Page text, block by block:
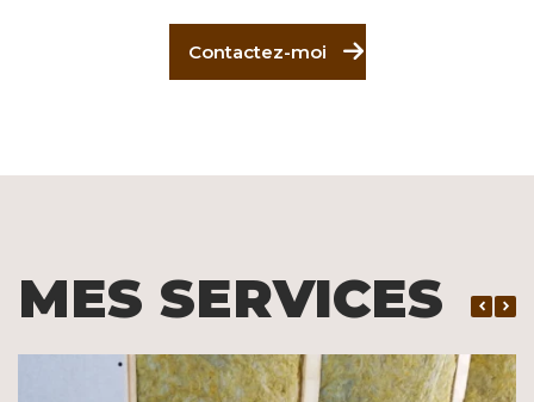
Contactez-moi
MES SERVICES